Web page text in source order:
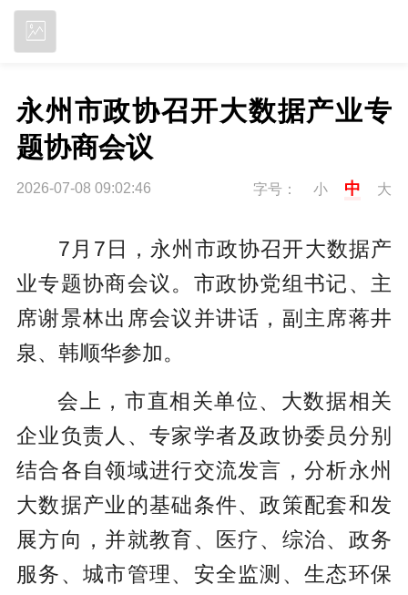
永州市政协召开大数据产业专
题协商会议
2026-07-08 09:02:46 字号： 小 中 大
7月7日，永州市政协召开大数据产
业专题协商会议。市政协党组书记、主
席谢景林出席会议并讲话，副主席蒋井
泉、韩顺华参加。
会上，市直相关单位、大数据相关
企业负责人、专家学者及政协委员分别
结合各自领域进行交流发言，分析永州
大数据产业的基础条件、政策配套和发
展方向，并就教育、医疗、综治、政务
服务、城市管理、安全监测、生态环保